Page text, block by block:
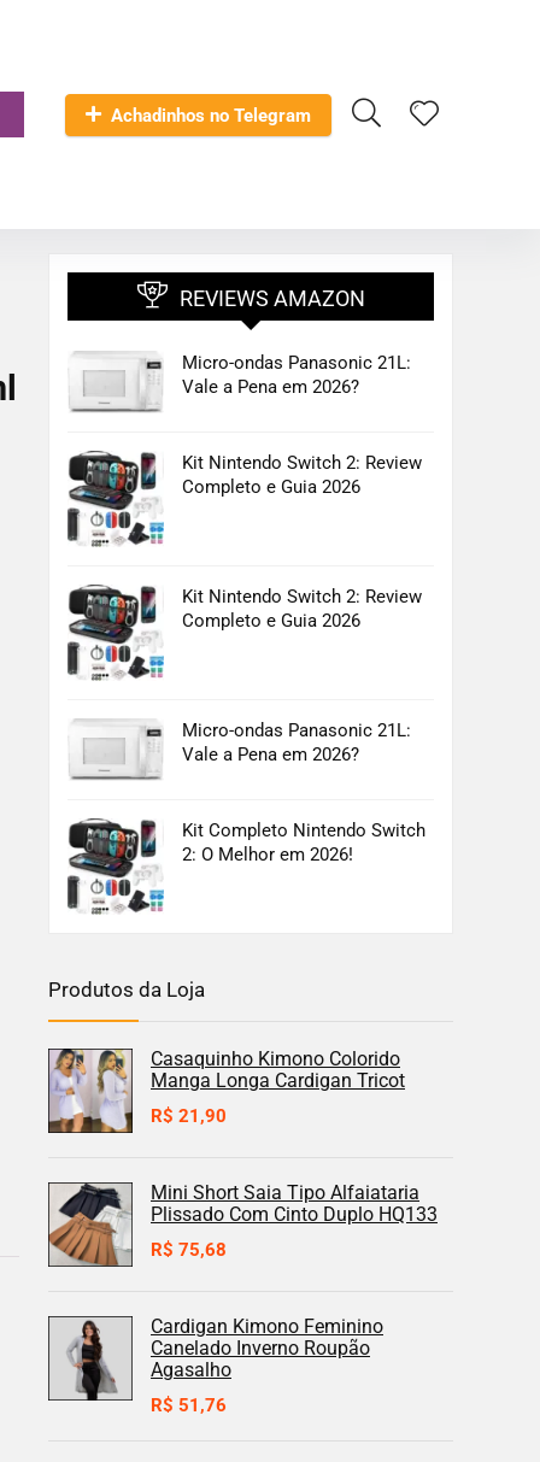
Achadinhos no Telegram
REVIEWS AMAZON
Micro-ondas Panasonic 21L:
Vale a Pena em 2026?
Kit Nintendo Switch 2: Review
Completo e Guia 2026
Kit Nintendo Switch 2: Review
Completo e Guia 2026
Micro-ondas Panasonic 21L:
Vale a Pena em 2026?
Kit Completo Nintendo Switch
2: O Melhor em 2026!
Produtos da Loja
Casaquinho Kimono Colorido
Manga Longa Cardigan Tricot
R$ 21,90
Mini Short Saia Tipo Alfaiataria
Plissado Com Cinto Duplo HQ133
R$ 75,68
Cardigan Kimono Feminino
Canelado Inverno Roupão
Agasalho
R$ 51,76